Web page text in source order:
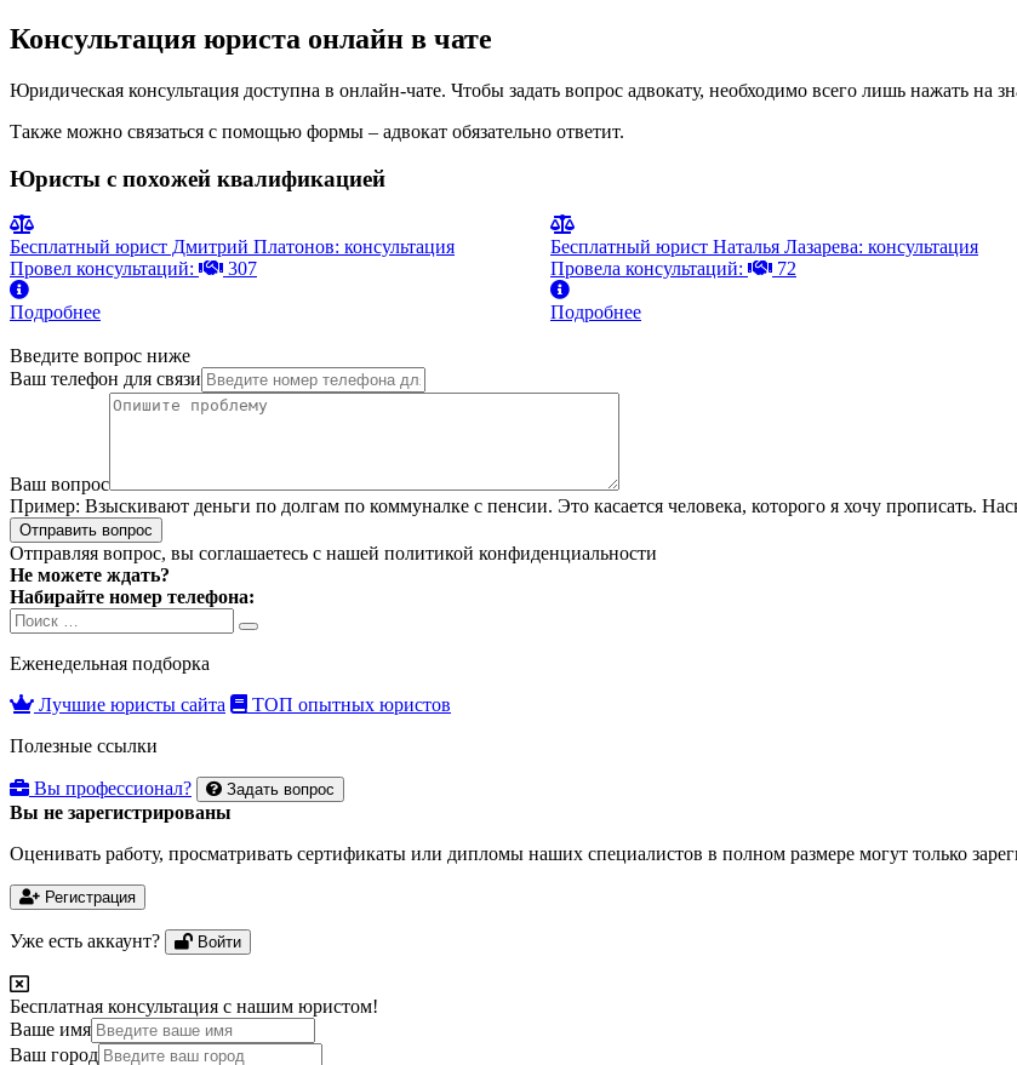
Консультация юриста онлайн в чате
Юридическая консультация доступна в онлайн-чате. Чтобы задать вопрос адвокату, необходимо всего лишь нажать на
Также можно связаться с помощью формы – адвокат обязательно ответит.
Юристы с похожей квалификацией
Бесплатный юрист Дмитрий Платонов: консультация
Провел консультаций:
307
Подробнее
Бесплатный юрист Наталья Лазарева: консультация
Провела консультаций:
72
Подробнее
Введите вопрос ниже
Ваш телефон для связи
Ваш вопрос
Пример: Взыскивают деньги по долгам по коммуналке с пенсии. Это касается человека, которого я хочу прописать.
Отправить вопрос
Отправляя вопрос, вы соглашаетесь с нашей политикой конфиденциальности
Не можете ждать?
Набирайте номер телефона:
Search
for:
Search
Еженедельная подборка
Лучшие юристы сайта
ТОП опытных юристов
Полезные ссылки
Вы профессионал? Задать вопрос
Вы не зарегистрированы
Оценивать работу, просматривать сертификаты или дипломы наших специалистов в полном размере могут только
Регистрация
Уже есть аккаунт? Войти
Бесплатная консультация с нашим юристом!
Ваше имя
Ваш город